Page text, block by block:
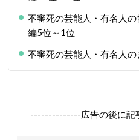
不審死の芸能人・有名人
編5位～1位
不審死の芸能人・有名人の
--------------広告の後に